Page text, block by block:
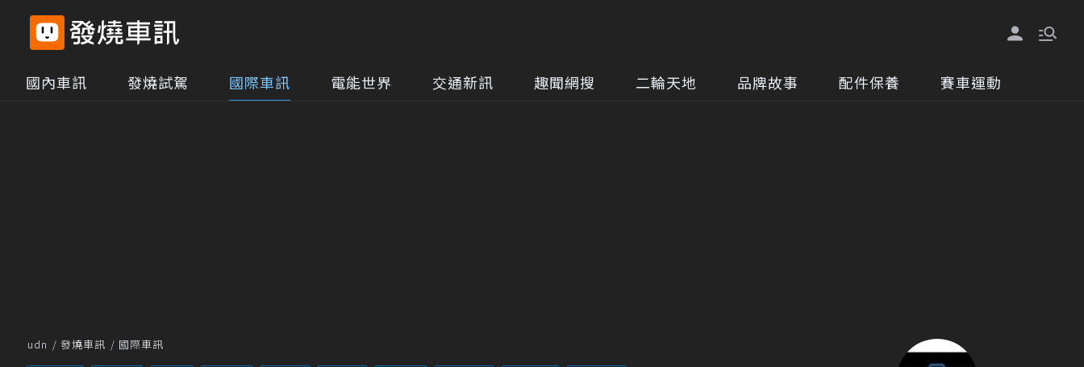
國內車訊 發燒試駕 國際車訊 電能世界 交通新訊 趣聞網搜 二輪天地 品牌故事 配件保養 賽車運動
udn 發燒車訊 國際車訊